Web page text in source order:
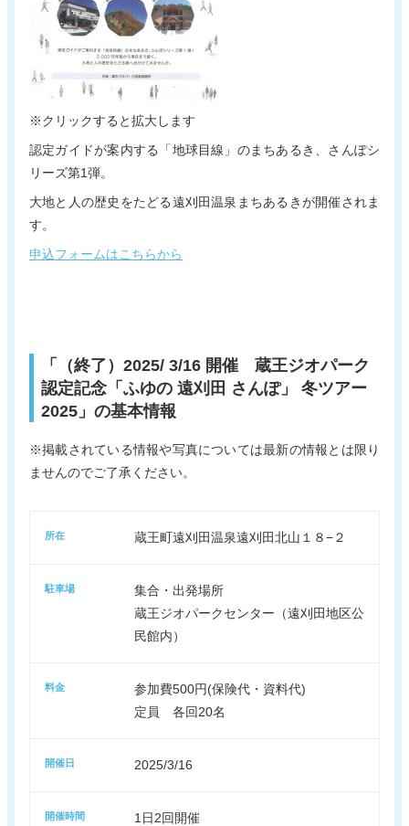
※クリックすると拡大します
認定ガイドが案内する「地球目線」のまちあるき、さんぽシ
リーズ第1弾。
大地と人の歴史をたどる遠刈田温泉まちあるきが開催されま
す。
申込フォームはこちらから
「（終了）2025/ 3/16 開催 蔵王ジオパーク
認定記念「ふゆの 遠刈田 さんぽ」 冬ツアー
2025」の基本情報
※掲載されている情報や写真については最新の情報とは限り
ませんのでご了承ください。
所在 蔵王町遠刈田温泉遠刈田北山１８−２
駐車場
集合・出発場所
蔵王ジオパークセンター（遠刈田地区公
民館内）
料金
参加費500円(保険代・資料代)
定員 各回20名
開催日 2025/3/16
開催時間
1日2回開催